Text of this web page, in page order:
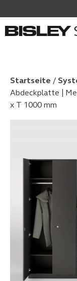
Startseite /
Abdeckplatte |
x T 1000 mm